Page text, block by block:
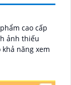
cao cấp
ảnh thiếu